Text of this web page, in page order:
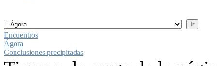
Encuentros
Ágora
Conclusiones precipitadas